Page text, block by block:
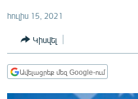
ՏՆՏԵՍՈՒԹՅՈՒՆ
ՂԱՐԱԲԱՂ
ՊԱՏԵՐԱԶՄԻ 6 ՇԱԲԱԹՆԵՐԸ
հուլիս 15, 2021
Կիսվել
Ավելացրեք մեզ Google-ում